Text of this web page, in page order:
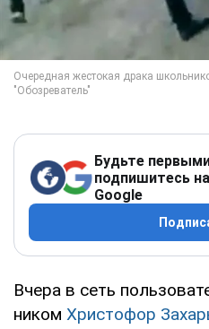
Будьте
подпишитесь
Google
Вчера в сеть
ником Христофор